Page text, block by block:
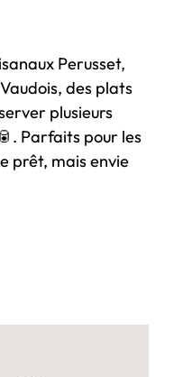
Perusset,
des plats
plusieurs
Parfaits pour les
prêt, mais envie